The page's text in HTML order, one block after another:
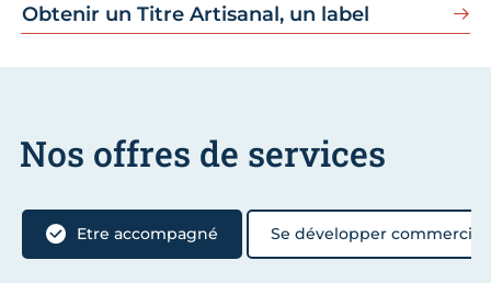
Obtenir un Titre Artisanal, un label
Nos offres de services
Etre accompagné Se développer